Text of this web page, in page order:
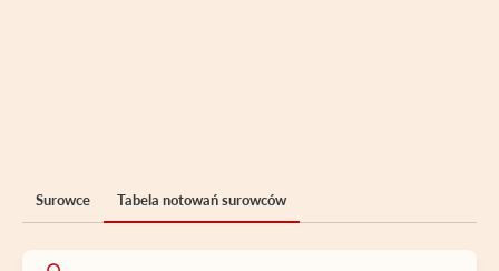
Surowce Tabela notowań surowców